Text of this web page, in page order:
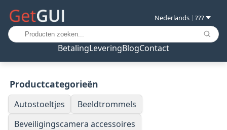
BetalingLeveringBlogContact
Nederlands | ???
Productcategorieën
Autostoeltjes
Beeldtrommels
Beveiligingscamera accessoires